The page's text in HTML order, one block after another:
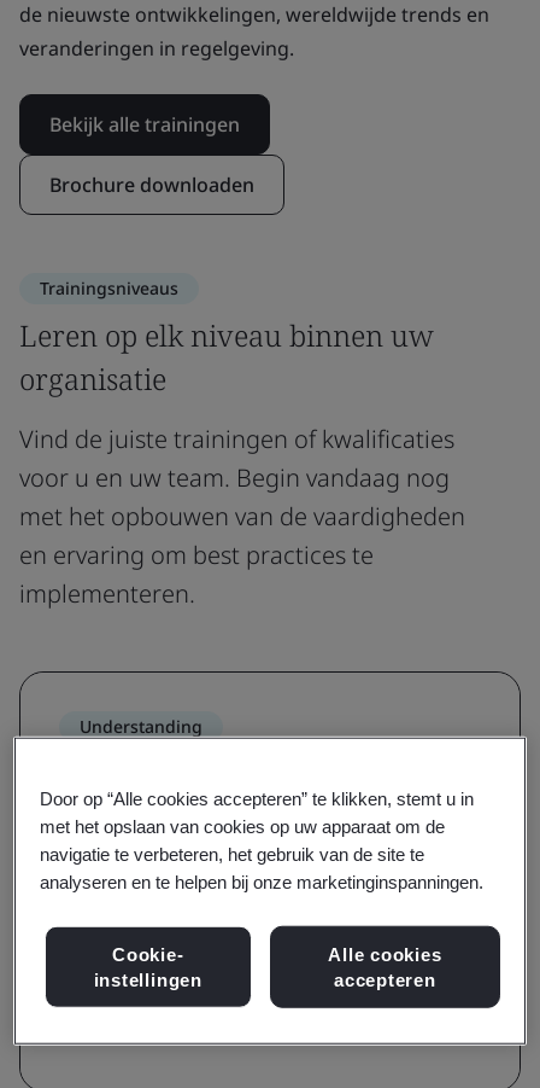
de nieuwste ontwikkelingen, wereldwijde trends en
veranderingen in regelgeving.
Bekijk alle trainingen
Brochure downloaden
Trainingsniveaus
Leren op elk niveau binnen uw
organisatie
Vind de juiste trainingen of kwalificaties
voor u en uw team. Begin vandaag nog
met het opbouwen van de vaardigheden
en ervaring om best practices te
implementeren.
Understanding
norm en begrijp de vereisten ervan
Met trainingen voor bewustzijn en voor
vereisten heeft u een gids in handen over de
belangrijkste terminologie, definities en
fundamenten van een norm.
Door op “Alle cookies accepteren” te klikken, stemt u in
met het opslaan van cookies op uw apparaat om de
navigatie te verbeteren, het gebruik van de site te
analyseren en te helpen bij onze marketinginspanningen.
Cookie-
instellingen
Alle cookies
accepteren